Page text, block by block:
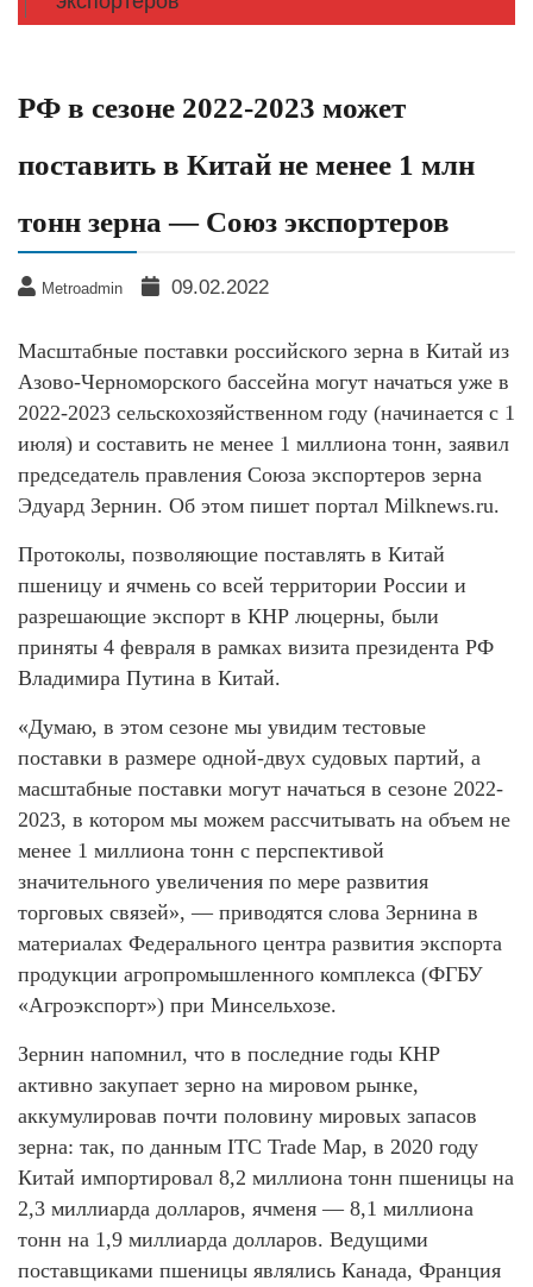
РФ в сезоне 2022-2023 может
поставить в Китай не менее 1 млн
тонн зерна — Союз экспортеров
Metroadmin 09.02.2022
Масштабные поставки российского зерна в Китай из
Азово-Черноморского бассейна могут начаться уже в
2022-2023 сельскохозяйственном году (начинается c 1
июля) и составить не менее 1 миллиона тонн, заявил
председатель правления Союза экспортеров зерна
Эдуард Зернин. Об этом пишет портал Milknews.ru.
Протоколы, позволяющие поставлять в Китай
пшеницу и ячмень со всей территории России и
разрешающие экспорт в КНР люцерны, были
приняты 4 февраля в рамках визита президента РФ
Владимира Путина в Китай.
«Думаю, в этом сезоне мы увидим тестовые
поставки в размере одной-двух судовых партий, а
масштабные поставки могут начаться в сезоне 2022-
2023, в котором мы можем рассчитывать на объем не
менее 1 миллиона тонн с перспективой
значительного увеличения по мере развития
торговых связей», — приводятся слова Зернина в
материалах Федерального центра развития экспорта
продукции агропромышленного комплекса (ФГБУ
«Агроэкспорт») при Минсельхозе.
Зернин напомнил, что в последние годы КНР
активно закупает зерно на мировом рынке,
аккумулировав почти половину мировых запасов
зерна: так, по данным ITC Trade Map, в 2020 году
Китай импортировал 8,2 миллиона тонн пшеницы на
2,3 миллиарда долларов, ячменя — 8,1 миллиона
тонн на 1,9 миллиарда долларов. Ведущими
поставщиками пшеницы являлись Канада, Франция